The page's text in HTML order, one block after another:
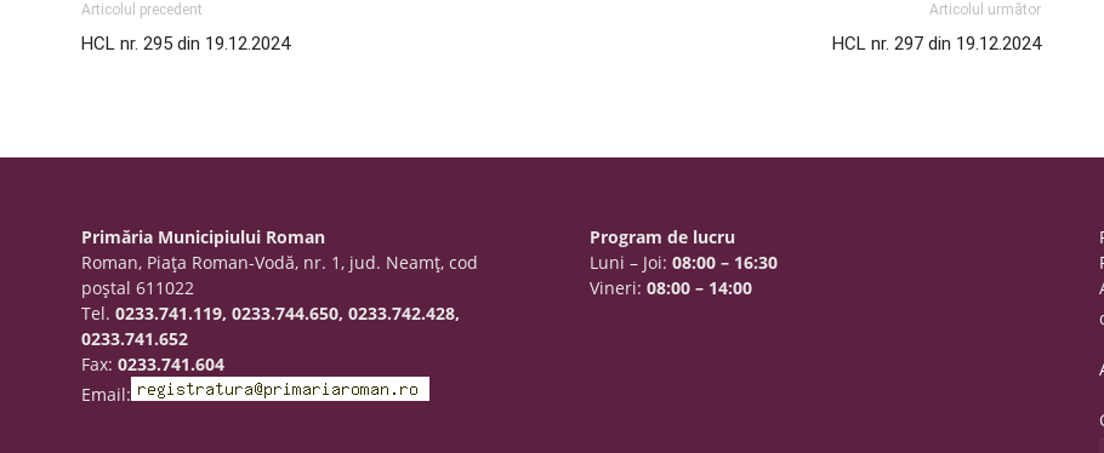
Articolul precedent
HCL nr. 295 din 19.12.2024
Articolul următor
HCL nr. 297 din 19.12.2024
Primăria Municipiului Roman
Roman, Piaţa Roman-Vodă, nr. 1, jud. Neamţ, cod
poştal 611022
Tel.0233.741.119, 0233.744.650, 0233.742.428,
0233.741.652
Fax:0233.741.604
Email:
Program de lucru
Luni – Joi:08:00 – 16:30
Vineri:08:00 – 14:00